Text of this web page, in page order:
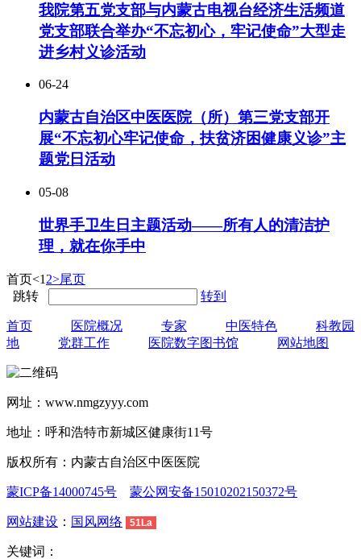
我院第五党支部与内蒙古电视台经济生活频道
党支部联合举办“不忘初心，牢记使命”大型走
进乡村义诊活动
06-24
内蒙古自治区中医医院（所）第三党支部开
展“不忘初心牢记使命，扶贫济困健康义诊”主
题党日活动
05-08
世界手卫生日主题活动——所有人的清洁护
理，就在你手中
首页<1 2>尾页
跳转
转到
首页 医院概况 专家 中医特色
科教园
地
党群工作 医院数字图书馆 网站地图
网址：www.nmgzyyy.com
地址：呼和浩特市新城区健康街11号
版权所有：内蒙古自治区中医医院
蒙ICP备14000745号 蒙公网安备15010202150372号
网站建设 ： 国风网络 51La
关键词：